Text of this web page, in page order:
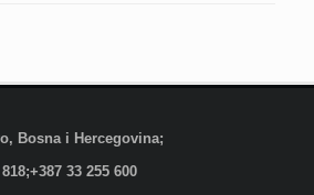
Bosna i Hercegovina;
33 255 600